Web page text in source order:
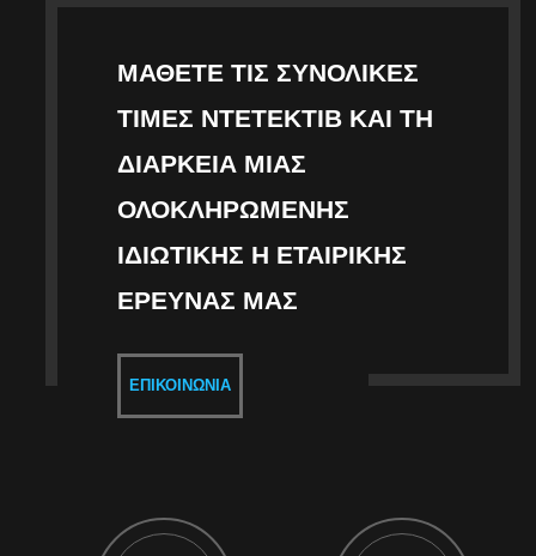
ΜΆΘΕΤΕ ΤΙΣ ΣΥΝΟΛΙΚΈΣ
ΤΙΜΈΣ ΝΤΕΤΈΚΤΙΒ ΚΑΙ ΤΗ
ΔΙΆΡΚΕΙΑ ΜΙΑΣ
ΟΛΟΚΛΗΡΩΜΈΝΗΣ
ΙΔΙΩΤΙΚΉΣ Η ΕΤΑΙΡΙΚΉΣ
ΈΡΕΥΝΑΣ ΜΑΣ
ΕΠΙΚΟΙΝΩΝΊΑ